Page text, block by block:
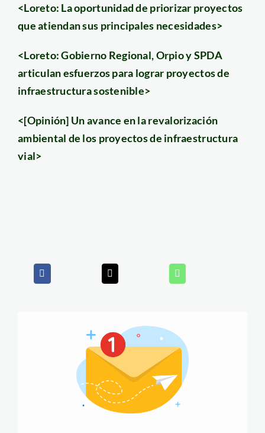
<Loreto: La oportunidad de priorizar proyectos
que atiendan sus principales necesidades>
<Loreto: Gobierno Regional, Orpio y SPDA
articulan esfuerzos para lograr proyectos de
infraestructura sostenible>
<[Opinión] Un avance en la revalorización
ambiental de los proyectos de infraestructura
vial>